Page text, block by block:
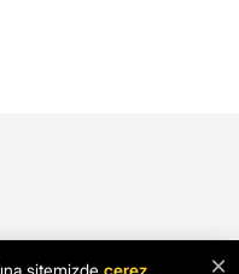
×
sitemizde çerez